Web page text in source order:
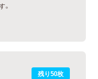
。
残り50枚